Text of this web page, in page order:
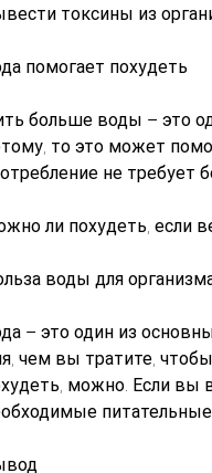
токсины из
помогает похудеть
больше воды – это
то это может
не требует
ли похудеть, если
воды для
– это один из
чем вы тратите,
можно. Если вы